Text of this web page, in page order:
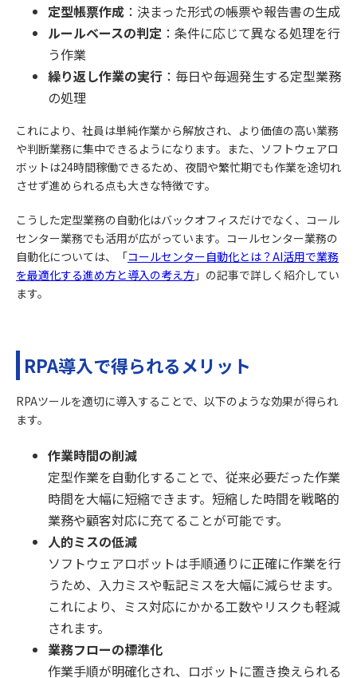
定型帳票作成 ：決まった形式の帳票や報告書の生成
ルールベースの判定 ：条件に応じて異なる処理を行
う作業
繰り返し作業の実行 ：毎日や毎週発生する定型業務
の処理
これにより、社員は単純作業から解放され、より価値の高い業務
や判断業務に集中できるようになります。また、ソフトウェアロ
ボットは24時間稼働できるため、夜間や繁忙期でも作業を途切れ
させず進められる点も大きな特徴です。
こうした定型業務の自動化はバックオフィスだけでなく、コール
センター業務でも活用が広がっています。コールセンター業務の
自動化については、「コールセンター自動化とは？AI活用で業務
を最適化する進め方と導入の考え方 」の記事で詳しく紹介してい
ます。
RPA導入で得られるメリット
RPAツールを適切に導入することで、以下のような効果が得られ
ます。
作業時間の削減
定型作業を自動化することで、従来必要だった作業
時間を大幅に短縮できます。短縮した時間を戦略的
業務や顧客対応に充てることが可能です。
人的ミスの低減
ソフトウェアロボットは手順通りに正確に作業を行
うため、入力ミスや転記ミスを大幅に減らせます。
これにより、ミス対応にかかる工数やリスクも軽減
されます。
業務フローの標準化
作業手順が明確化され、ロボットに置き換えられる